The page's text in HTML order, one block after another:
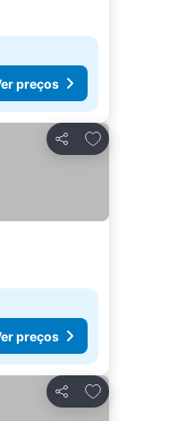
preços
Partilhar
Adicionar aos
preços
Partilhar
Adicionar aos